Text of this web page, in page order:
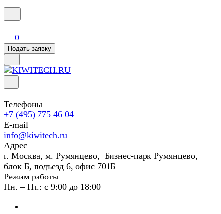
0
Подать заявку
Телефоны
+7 (495) 775 46 04
E-mail
info@kiwitech.ru
Адрес
г. Москва, м. Румянцево, Бизнес-парк Румянцево,
блок Б, подъезд 6, офис 701Б
Режим работы
Пн. – Пт.: с 9:00 до 18:00